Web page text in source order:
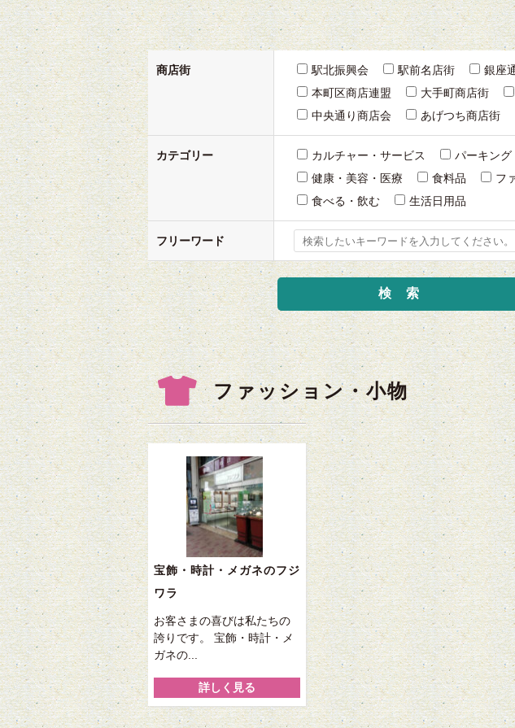
商店街 駅北振興会 駅前名店街
銀座
本町区商店連盟
大手町商店街
中央通り商店会
あげつち商店街
カテゴリー カルチャー・サービス パーキング
健康・美容・医療
食料品
フ
食べる・飲む
生活日用品
フリーワード
ファッション・小物
宝飾・時計・メガネのフジ
ワラ
お客さまの喜びは私たちの
誇りです。 宝飾・時計・メ
ガネの...
詳しく見る